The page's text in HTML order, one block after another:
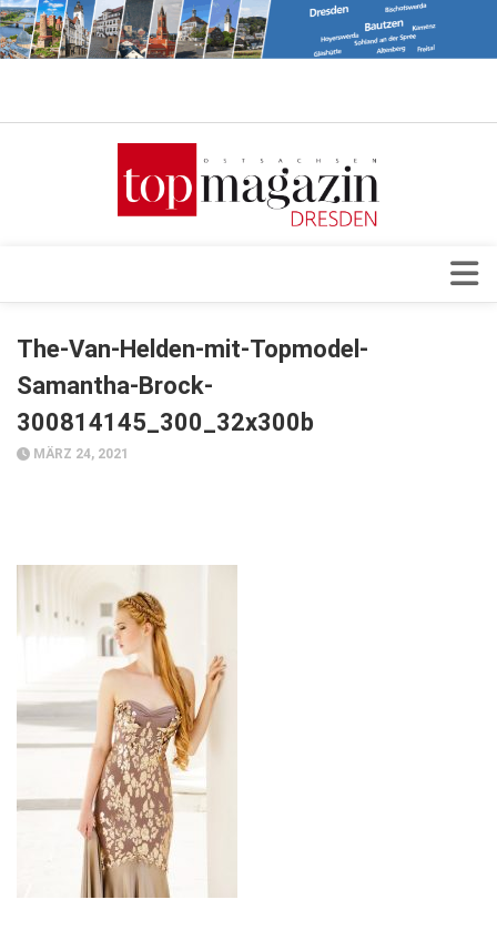
Verkaufsstellen
Top Gesundheitsforum Dresden / Ostsachsen
Mediadaten
Events
Geschäft
Kunst & Kultur
Lifestyle
Ausflug & Reise
Top Branchen
SACHSEN IN PARIS
The-Van-Helden-mit-Topmodel-
Samantha-Brock-
300814145_300_32x300b
MÄRZ 24, 2021